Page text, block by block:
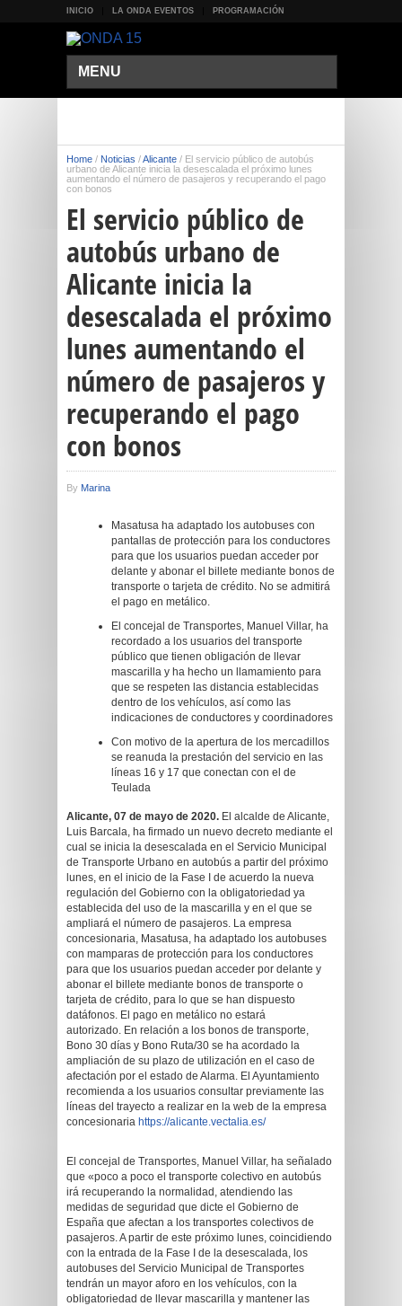
INICIO LA ONDA EVENTOS PROGRAMACIÓN
MENU
Home / Noticias /Alicante / El servicio público de autobús
urbano de Alicante inicia la desescalada el próximo lunes
aumentando el número de pasajeros y recuperando el pago
con bonos
El servicio público de
autobús urbano de
Alicante inicia la
desescalada el próximo
lunes aumentando el
número de pasajeros y
recuperando el pago
con bonos
By Marina
Masatusa ha adaptado los autobuses con
pantallas de protección para los conductores
para que los usuarios puedan acceder por
delante y abonar el billete mediante bonos de
transporte o tarjeta de crédito. No se admitirá
el pago en metálico.
El concejal de Transportes, Manuel Villar, ha
recordado a los usuarios del transporte
público que tienen obligación de llevar
mascarilla y ha hecho un llamamiento para
que se respeten las distancia establecidas
dentro de los vehículos, así como las
indicaciones de conductores y coordinadores
Con motivo de la apertura de los mercadillos
se reanuda la prestación del servicio en las
líneas 16 y 17 que conectan con el de
Teulada
Alicante, 07 de mayo de 2020. El alcalde de Alicante,
Luis Barcala, ha firmado un nuevo decreto mediante el
cual se inicia la desescalada en el Servicio Municipal
de Transporte Urbano en autobús a partir del próximo
lunes, en el inicio de la Fase I de acuerdo la nueva
regulación del Gobierno con la obligatoriedad ya
establecida del uso de la mascarilla y en el que se
ampliará el número de pasajeros. La empresa
concesionaria, Masatusa, ha adaptado los autobuses
con mamparas de protección para los conductores
para que los usuarios puedan acceder por delante y
abonar el billete mediante bonos de transporte o
tarjeta de crédito, para lo que se han dispuesto
datáfonos. El pago en metálico no estará
autorizado. En relación a los bonos de transporte,
Bono 30 días y Bono Ruta/30 se ha acordado la
ampliación de su plazo de utilización en el caso de
afectación por el estado de Alarma. El Ayuntamiento
recomienda a los usuarios consultar previamente las
líneas del trayecto a realizar en la web de la empresa
concesionaria https://alicante.vectalia.es/
El concejal de Transportes, Manuel Villar, ha señalado
que «poco a poco el transporte colectivo en autobús
irá recuperando la normalidad, atendiendo las
medidas de seguridad que dicte el Gobierno de
España que afectan a los transportes colectivos de
pasajeros. A partir de este próximo lunes, coincidiendo
con la entrada de la Fase I de la desescalada, los
autobuses del Servicio Municipal de Transportes
tendrán un mayor aforo en los vehículos, con la
obligatoriedad de llevar mascarilla y mantener las